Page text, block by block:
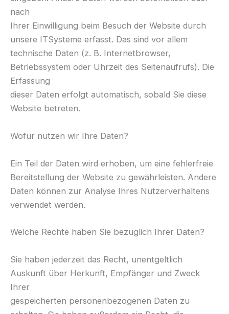
nach
Ihrer Einwilligung beim Besuch der Website durch
unsere ITSysteme erfasst. Das sind vor allem
technische Daten (z. B. Internetbrowser,
Betriebssystem oder Uhrzeit des Seitenaufrufs). Die
Erfassung
dieser Daten erfolgt automatisch, sobald Sie diese
Website betreten.
Wofür nutzen wir Ihre Daten?
Ein Teil der Daten wird erhoben, um eine fehlerfreie
Bereitstellung der Website zu gewährleisten. Andere
Daten können zur Analyse Ihres Nutzerverhaltens
verwendet werden.
Welche Rechte haben Sie bezüglich Ihrer Daten?
Sie haben jederzeit das Recht, unentgeltlich
Auskunft über Herkunft, Empfänger und Zweck
Ihrer
gespeicherten personenbezogenen Daten zu